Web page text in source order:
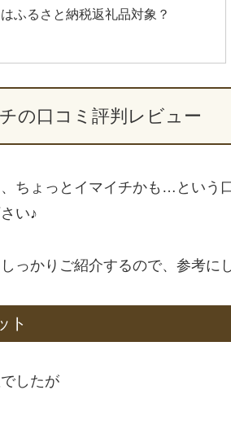
ふるさと納税返礼品対象？
の口コミ評判レビュー
ちょっとイマイチかも…という
い♪
っかりご紹介するので、参考に
ト
したが